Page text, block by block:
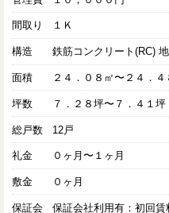
間取り １Ｋ
構造 鉄筋コンクリート(RC)
面積 ２４．０８㎡〜２４．４
坪数 ７．２８坪〜７．４１坪
総戸数 12戸
礼金 ０ヶ月〜１ヶ月
敷金 ０ヶ月
保証会
保証会社利用有：初回